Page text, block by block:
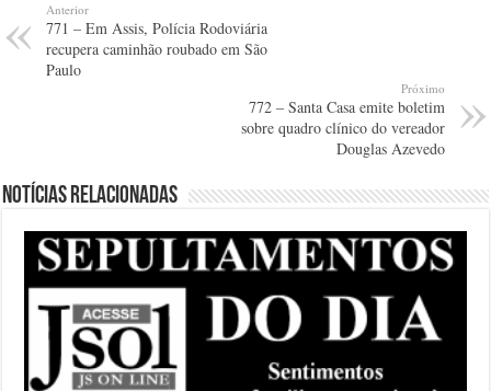
Anterior
771 – Em Assis, Polícia Rodoviária
recupera caminhão roubado em São
Paulo
Próximo
772 – Santa Casa emite boletim
sobre quadro clínico do vereador
Douglas Azevedo
Notícias relacionadas